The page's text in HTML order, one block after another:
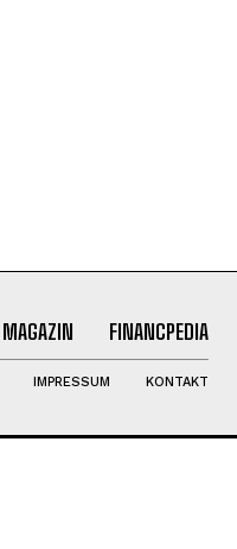
MAGAZIN FINANCPEDIA
IMPRESSUM KONTAKT